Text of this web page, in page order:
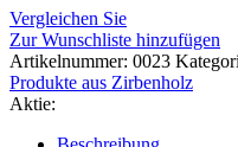
Vergleichen Sie
Zur Wunschliste hinzufügen
Artikelnummer: 0023
Produkte aus Zirbenholz
Aktie: